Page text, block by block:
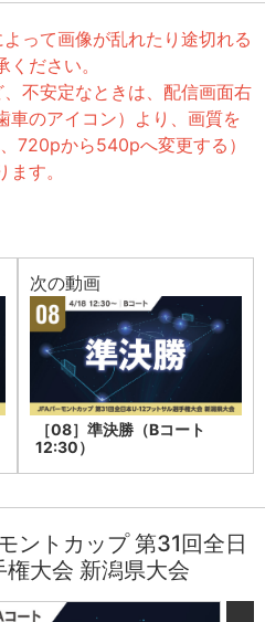
って画像が乱れたり途切れる
ださい。
不安定なときは、配信画面右
車のアイコン）より、画質を
720pから540pへ変更する）
す。
次の動画
［08］準決勝（Bコート
12:30）
ントカップ 第31回全日
大会 新潟県大会